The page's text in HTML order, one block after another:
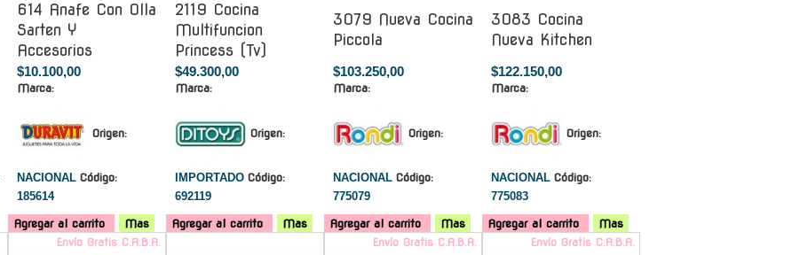
614 Anafe Con Olla
Sarten Y
Accesorios
$10.100,00
Marca:
Origen:
NACIONAL Código:
185614
Agregar al carrito Mas
2119 Cocina
Multifuncion
Princess (Tv)
$49.300,00
Marca:
Origen:
IMPORTADO Código:
692119
Agregar al carrito Mas
3079 Nueva Cocina
Piccola
$103.250,00
Marca:
Origen:
NACIONAL Código:
775079
Agregar al carrito Mas
3083 Cocina
Nueva Kitchen
$122.150,00
Marca:
Origen:
NACIONAL Código:
775083
Agregar al carrito
Mas
Envío Gratis C.A.B.A. Envío Gratis C.A.B.A. Envío Gratis C.A.B.A.